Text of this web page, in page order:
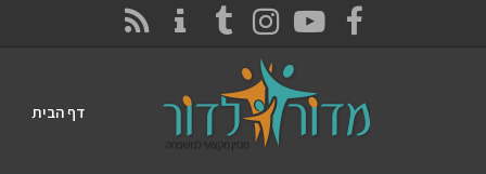
FACEBOOK
YOUTUBE
INSTAGRAM
TUMBLR
דף הבית